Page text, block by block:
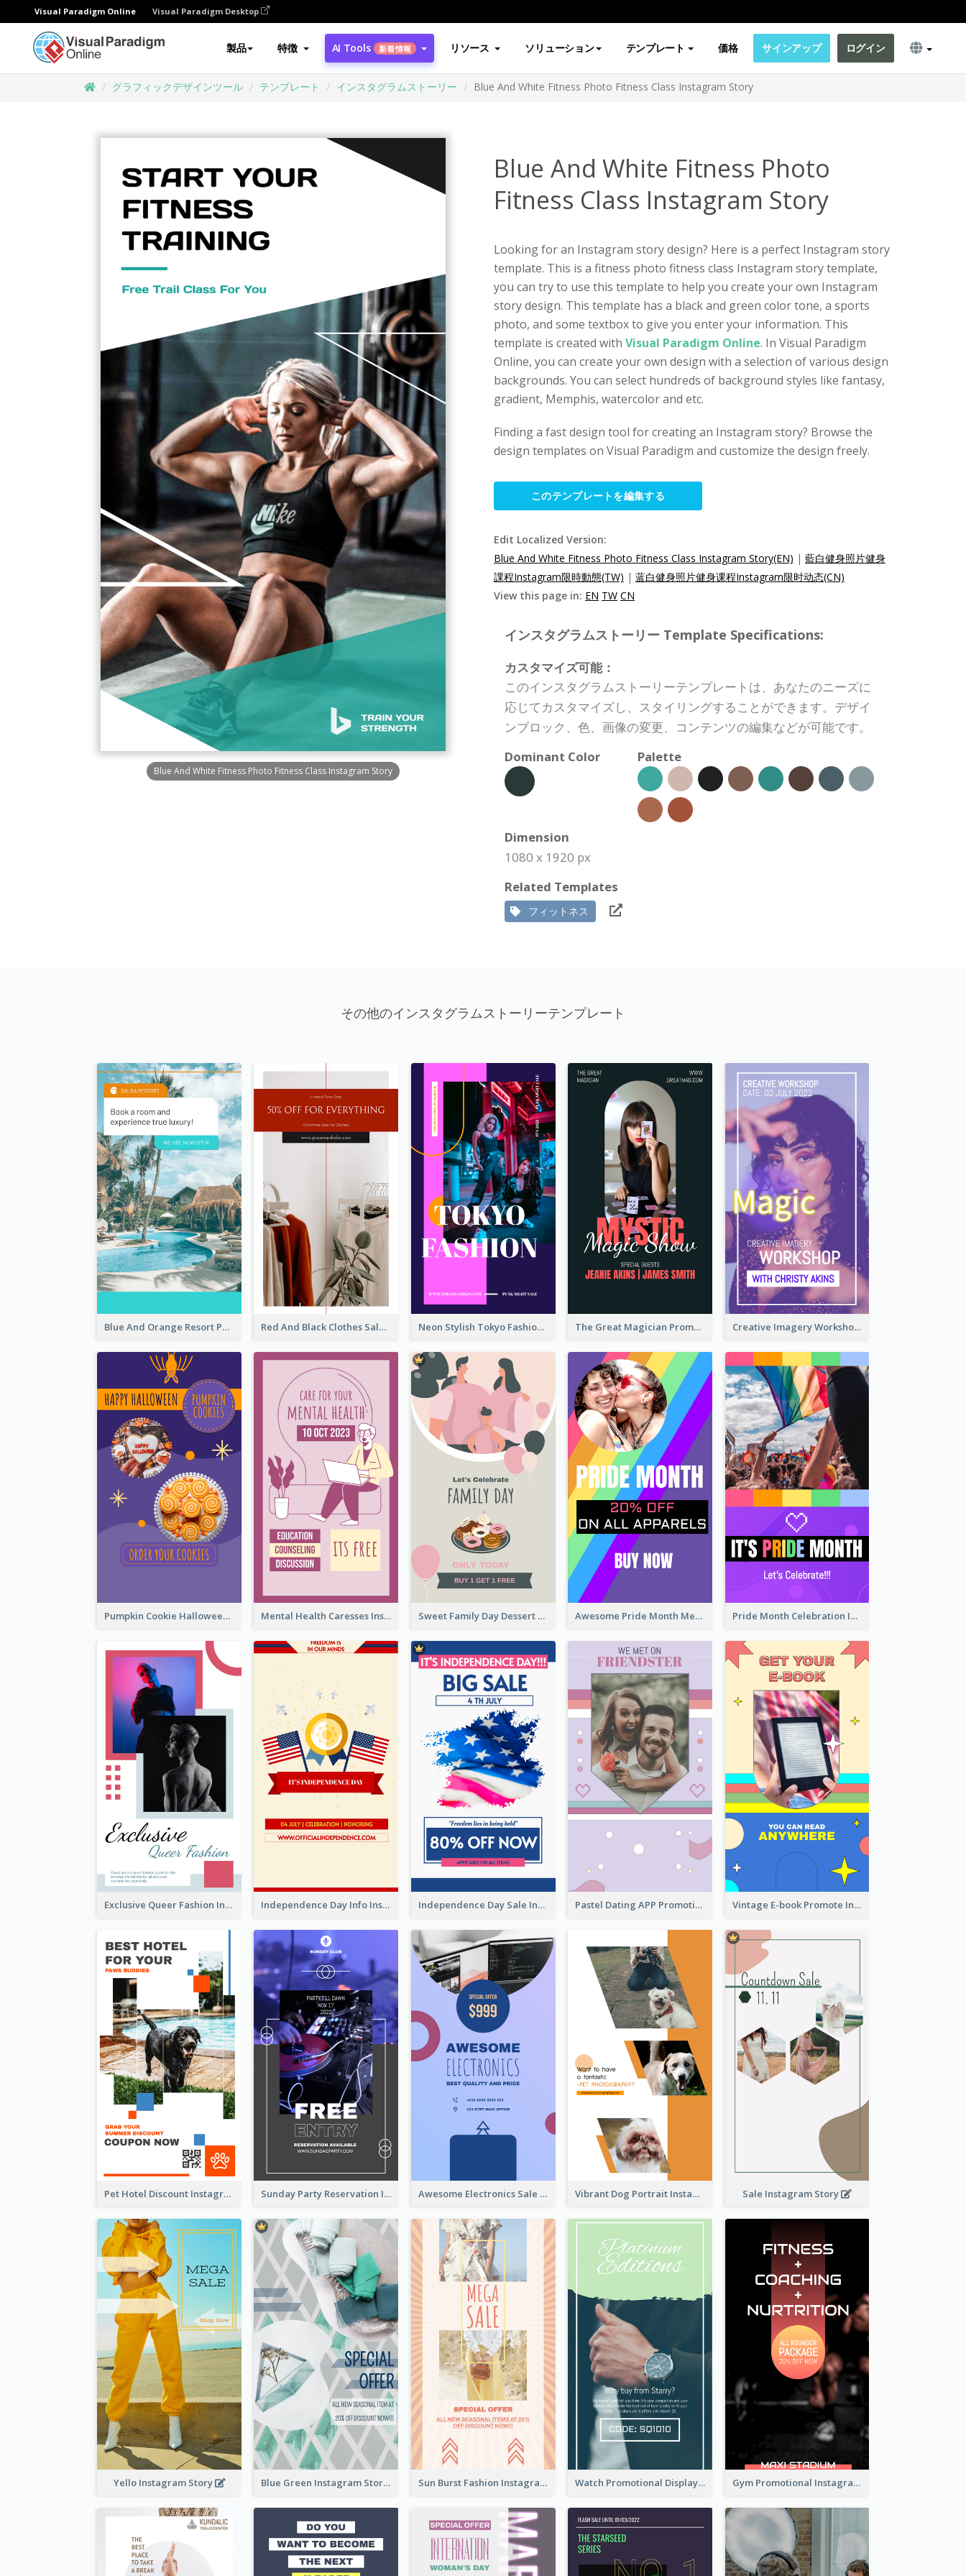
Visual Paradigm Online Visual Paradigm Desktop
製品 特徴 AI Tools 新着情報 リソース ソリューション テンプレート 価格 サインアップ ログイン
グラフィックデザインツール テンプレート インスタグラムストーリー Blue And White Fitness Photo Fitness Class Instagram Story
Blue And White Fitness Photo Fitness Class Instagram Story
Blue And White Fitness Photo
Fitness Class Instagram Story
Looking for an Instagram story design? Here is a perfect Instagram story
template. This is a fitness photo fitness class Instagram story template,
you can try to use this template to help you create your own Instagram
story design. This template has a black and green color tone, a sports
photo, and some textbox to give you enter your information. This
template is created with Visual Paradigm Online. In Visual Paradigm
Online, you can create your own design with a selection of various design
backgrounds. You can select hundreds of background styles like fantasy,
gradient, Memphis, watercolor and etc.
Finding a fast design tool for creating an Instagram story? Browse the
design templates on Visual Paradigm and customize the design freely.
このテンプレートを編集する
Edit Localized Version:
Blue And White Fitness Photo Fitness Class Instagram Story(EN) | 藍白健身照片健身
課程Instagram限時動態(TW) | 蓝白健身照片健身课程Instagram限时动态(CN)
View this page in: EN TW CN
インスタグラムストーリー Template Specifications:
カスタマイズ可能：
このインスタグラムストーリーテンプレートは、あなたのニーズに
応じてカスタマイズし、スタイリングすることができます。デザイ
ンブロック、色、画像の変更、コンテンツの編集などが可能です。
Dominant Color
Palette
Dimension
1080 x 1920 px
Related Templates
フィットネス
その他のインスタグラムストーリーテンプレート
Blue And Orange Resort Photo Hotel Instagram Story Red And Black Clothes Sale Instagram Story Neon Stylish Tokyo Fashion Night Sale Instagram Design The Great Magician Promote Instagram Stories Creative Imagery Workshop Instagram Stories
Pumpkin Cookie Halloween Promote Instagram Story Mental Health Caresses Instagram Story Sweet Family Day Dessert Offer Instagram Story Awesome Pride Month Merch Instagram Story Design Pride Month Celebration Instagram Story Design
Exclusive Queer Fashion Instagram Story Independence Day Info Instagram Story Independence Day Sale Instagram Story Pastel Dating APP Promotion Instagram Story Design Vintage E-book Promote Instagram Story Design
Pet Hotel Discount Instagram Story Sunday Party Reservation Instagram Story Awesome Electronics Sale Instagram Story Vibrant Dog Portrait Instagram Story Design Template Sale Instagram Story
Yello Instagram Story Blue Green Instagram Story Sun Burst Fashion Instagram Story Watch Promotional Display Instagram Story Design Gym Promotional Instagram Story Design